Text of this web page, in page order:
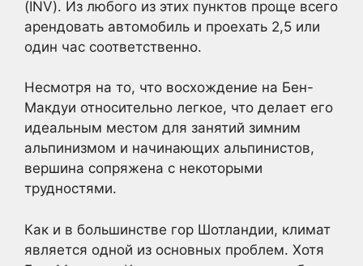
(INV). Из любого из этих пунктов проще всего
арендовать автомобиль и проехать 2,5 или
один час соответственно.
Несмотря на то, что восхождение на Бен-
Макдуи относительно легкое, что делает его
идеальным местом для занятий зимним
альпинизмом и начинающих альпинистов,
вершина сопряжена с некоторыми
трудностями.
Как и в большинстве гор Шотландии, климат
является одной из основных проблем. Хотя